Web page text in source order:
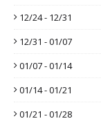
12/24 - 12/31
12/31 - 01/07
01/07 - 01/14
01/14 - 01/21
01/21 - 01/28